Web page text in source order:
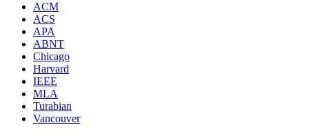
ACM
ACS
APA
ABNT
Chicago
Harvard
IEEE
MLA
Turabian
Vancouver